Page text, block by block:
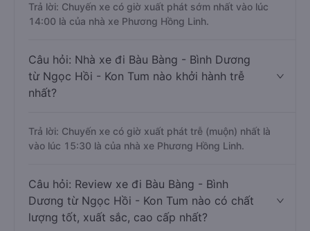
Trả lời: Chuyến xe có giờ xuất phát sớm nhất vào lúc
14:00 là của nhà xe Phương Hồng Linh.
Câu hỏi: Nhà xe đi Bàu Bàng - Bình Dương
từ Ngọc Hồi - Kon Tum nào khởi hành trễ
nhất?
Trả lời: Chuyến xe có giờ xuất phát trễ (muộn) nhất là
vào lúc 15:30 là của nhà xe Phương Hồng Linh.
Câu hỏi: Review xe đi Bàu Bàng - Bình
Dương từ Ngọc Hồi - Kon Tum nào có chất
lượng tốt, xuất sắc, cao cấp nhất?